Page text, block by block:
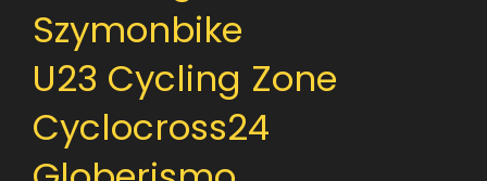
Szymonbike
U23 Cycling Zone
Cyclocross24